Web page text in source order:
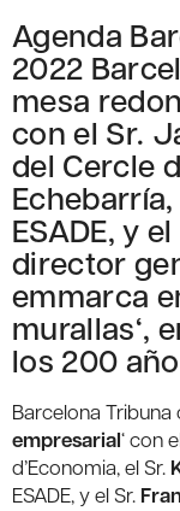
Agenda
2022
mesa
con el Sr.
del Cercle
ESADE, y
director
emmarca
murallas‘,
los 200
Barcelona Tribuna
empresarial‘ con
d’Economia, el Sr.
ESADE, y el Sr.